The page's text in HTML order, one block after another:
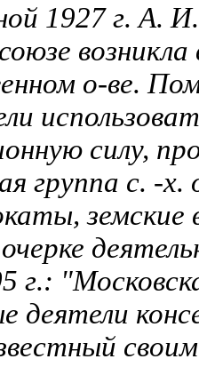
1927 г. А.
возникла
о-ве.
силу,
группа с. -
земские
г.:
деятели